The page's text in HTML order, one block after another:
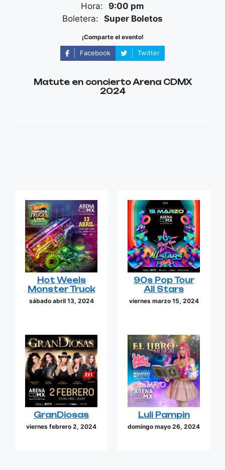
Hora:
9:00 pm
Boletera: Super Boletos
¡Comparte el evento!
Facebook Twitter
Matute en concierto Arena CDMX
2024
Hot Weels
Monster Truck
sábado abril 13, 2024
90s Pop Tour
All Stars
viernes marzo 15, 2024
GranDiosas
viernes febrero 2, 2024
Luli Pampin
domingo mayo 26, 2024